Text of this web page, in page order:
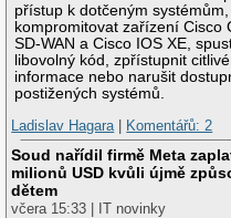
přístup k dotčeným systémům,
kompromitovat zařízení Cisco
SD-WAN a Cisco IOS XE,
libovolný kód, zpřístupnit citlivé
informace nebo narušit
postižených systémů.
Ladislav Hagara| Komentářů: 2
Soud nařídil firmě Meta
milionů USD kvůli újmě
dětem
včera 15:33 | IT novinky